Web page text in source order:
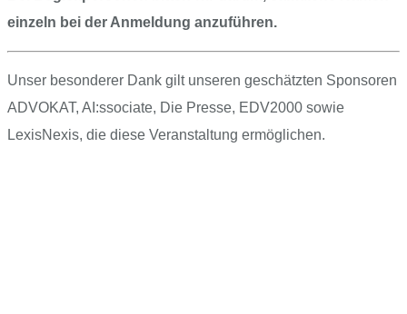
einzeln bei der Anmeldung anzuführen.
Unser besonderer Dank gilt unseren geschätzten Sponsoren
ADVOKAT, AI:ssociate, Die Presse, EDV2000 sowie
LexisNexis, die diese Veranstaltung ermöglichen.